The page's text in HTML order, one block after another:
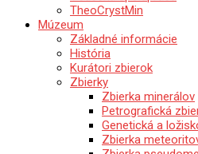
TheoCrystMin
Múzeum
Základné informácie
História
Kurátori zbierok
Zbierky
Zbierka minerálov
Petrografická
Genetická a
Zbierka